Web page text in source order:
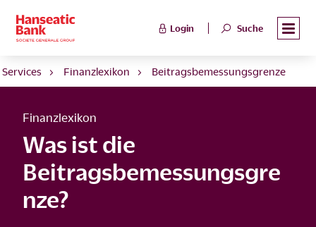
Login Suche
Finanzlexikon Beitragsbemessungsgrenze
Finanzlexikon
Was ist die
Beitragsbemessungsgre
nze?